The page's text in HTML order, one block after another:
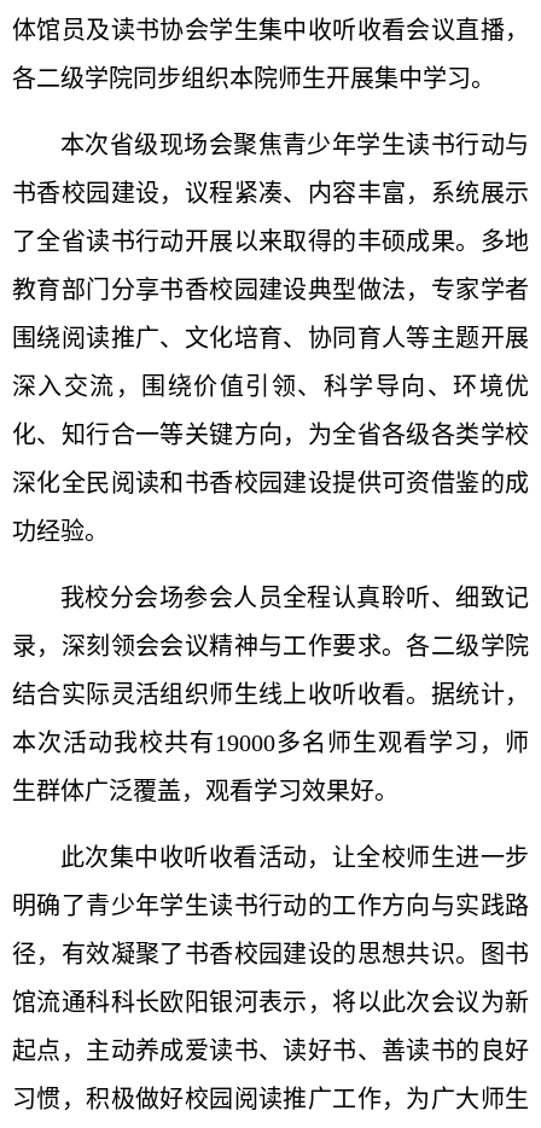
体馆员及读书协会学生集中收听收看会议直播，
各二级学院同步组织本院师生开展集中学习。
本次省级现场会聚焦青少年学生读书行动与
书香校园建设，议程紧凑、内容丰富，系统展示
了全省读书行动开展以来取得的丰硕成果。多地
教育部门分享书香校园建设典型做法，专家学者
围绕阅读推广、文化培育、协同育人等主题开展
深入交流，围绕价值引领、科学导向、环境优
化、知行合一等关键方向，为全省各级各类学校
深化全民阅读和书香校园建设提供可资借鉴的成
功经验。
我校分会场参会人员全程认真聆听、细致记
录，深刻领会会议精神与工作要求。各二级学院
结合实际灵活组织师生线上收听收看。据统计，
本次活动我校共有19000多名师生观看学习，师
生群体广泛覆盖，观看学习效果好。
此次集中收听收看活动，让全校师生进一步
明确了青少年学生读书行动的工作方向与实践路
径，有效凝聚了书香校园建设的思想共识。图书
馆流通科科长欧阳银河表示，将以此次会议为新
起点，主动养成爱读书、读好书、善读书的良好
习惯，积极做好校园阅读推广工作，为广大师生